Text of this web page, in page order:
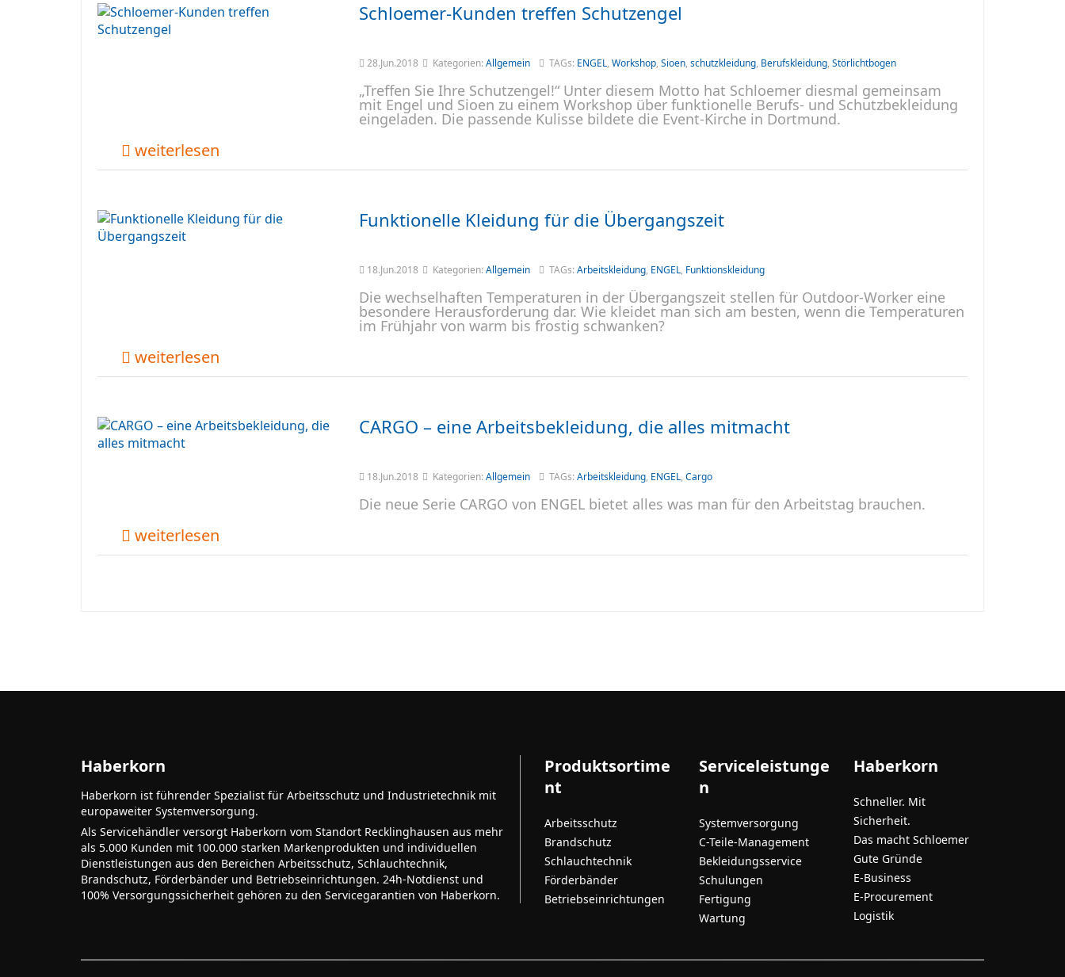
Schloemer-Kunden treffen Schutzengel
28.Jun.2018 Kategorien:Allgemein TAGs: ENGEL, Workshop, Sioen, schutzkleidung, Berufskleidung, Störlichtbogen
„Treffen Sie Ihre Schutzengel!“ Unter diesem Motto hat Schloemer diesmal gemeinsam
mit Engel und Sioen zu einem Workshop über funktionelle Berufs- und Schutzbekleidung
eingeladen. Die passende Kulisse bildete die Event-Kirche in Dortmund.
weiterlesen
Funktionelle Kleidung für die Übergangszeit
18.Jun.2018 Kategorien:Allgemein TAGs:Arbeitskleidung, ENGEL, Funktionskleidung
Die wechselhaften Temperaturen in der Übergangszeit stellen für Outdoor-Worker eine
besondere Herausforderung dar. Wie kleidet man sich am besten, wenn die Temperaturen
im Frühjahr von warm bis frostig schwanken?
weiterlesen
CARGO – eine Arbeitsbekleidung, die alles mitmacht
18.Jun.2018 Kategorien:Allgemein TAGs:Arbeitskleidung, ENGEL, Cargo
Die neue Serie CARGO von ENGEL bietet alles was man für den Arbeitstag brauchen.
weiterlesen
Haberkorn
Haberkorn ist führender Spezialist für Arbeitsschutz und Industrietechnik mit
europaweiter Systemversorgung.
Als Servicehändler versorgt Haberkorn vom Standort Recklinghausen aus mehr
als 5.000 Kunden mit 100.000 starken Markenprodukten und individuellen
Dienstleistungen aus den Bereichen Arbeitsschutz, Schlauchtechnik,
Brandschutz, Förderbänder und Betriebseinrichtungen. 24h-Notdienst und
100% Versorgungssicherheit gehören zu den Servicegarantien von Haberkorn.
Produktsortime
nt
Arbeitsschutz
Brandschutz
Schlauchtechnik
Förderbänder
Betriebseinrichtungen
Serviceleistunge
n
Systemversorgung
C-Teile-Management
Bekleidungsservice
Schulungen
Fertigung
Wartung
Haberkorn
Schneller. Mit
Sicherheit.
Das macht Schloemer
Gute Gründe
E-Business
E-Procurement
Logistik